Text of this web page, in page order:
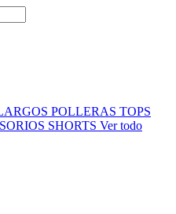
POLLERAS TOPS
SHORTS Ver todo